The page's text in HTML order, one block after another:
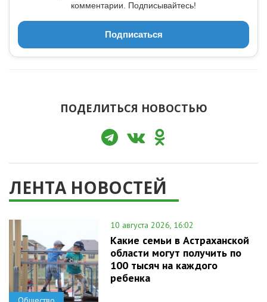
комментарии. Подписывайтесь!
Подписаться
ПОДЕЛИТЬСЯ НОВОСТЬЮ
ЛЕНТА НОВОСТЕЙ
10 августа 2026, 16:02
Какие семьи в Астраханской
области могут получить по
100 тысяч на каждого
ребенка